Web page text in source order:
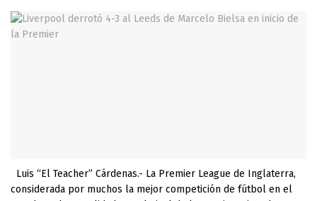
Luis “El Teacher” Cárdenas.- La Premier League de Inglaterra,
considerada por muchos la mejor competición de fútbol en el